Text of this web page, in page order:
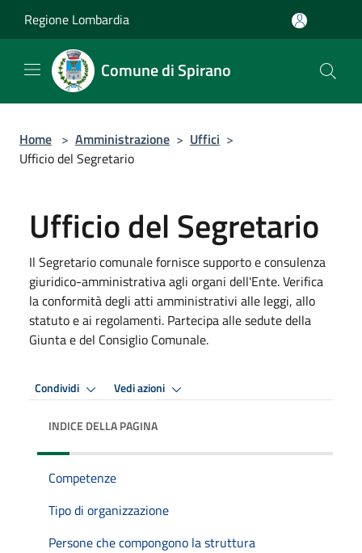
Regione Lombardia
Comune di Spirano
Home > Amministrazione > Uffici >
Ufficio del Segretario
Ufficio del Segretario
Il Segretario comunale fornisce supporto e consulenza
giuridico-amministrativa agli organi dell'Ente. Verifica
la conformità degli atti amministrativi alle leggi, allo
statuto e ai regolamenti. Partecipa alle sedute della
Giunta e del Consiglio Comunale.
Condividi Vedi azioni
INDICE DELLA PAGINA
Competenze
Tipo di organizzazione
Persone che compongono la struttura